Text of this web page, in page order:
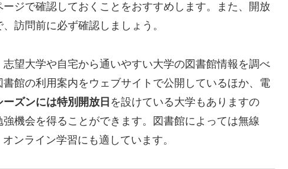
ジで確認しておくことをおすすめします。また、開放
訪問前に必ず確認しましょう。
望大学や自宅から通いやすい大学の図書館情報を調べ
館の利用案内をウェブサイトで公開しているほか、電
ーズンには特別開放日 を設けている大学もありますの
機会を得ることができます。図書館によっては無線
ンライン学習にも適しています。